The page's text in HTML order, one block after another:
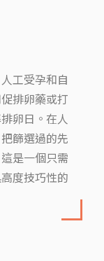
人工受孕和自
排卵藥或打
卵日。在人
篩選過的先
是一個只需
度技巧性的